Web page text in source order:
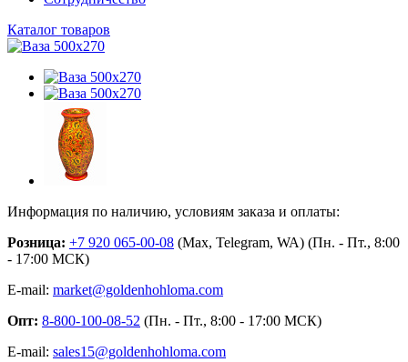
Каталог товаров
Информация по наличию, условиям заказа и оплаты:
Розница: +7 920 065-00-08 (Max, Telegram, WA) (Пн. - Пт., 8:00
- 17:00 МСК)
E-mail: market@goldenhohloma.com
Опт: 8-800-100-08-52 (Пн. - Пт., 8:00 - 17:00 МСК)
E-mail: sales15@goldenhohloma.com